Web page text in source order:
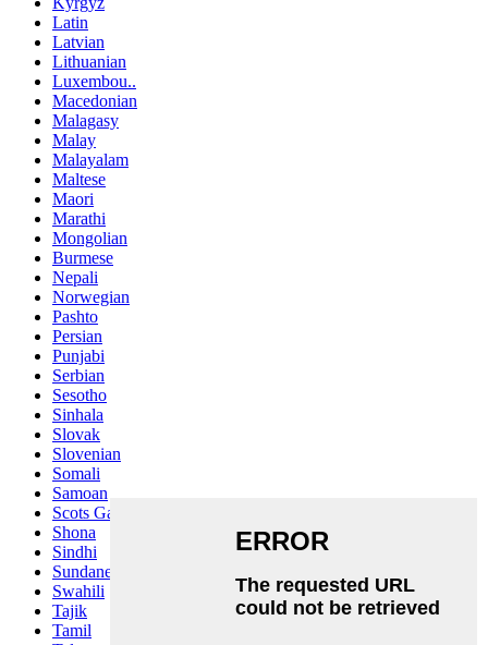
Latin
Latvian
Lithuanian
Luxembou..
Macedonian
Malagasy
Malay
Malayalam
Maltese
Maori
Marathi
Mongolian
Burmese
Nepali
Norwegian
Pashto
Persian
Punjabi
Serbian
Sesotho
Sinhala
Slovak
Slovenian
Somali
Samoan
Scots Gaelic
Shona
Sindhi
Sundanese
Swahili
Tajik
Tamil